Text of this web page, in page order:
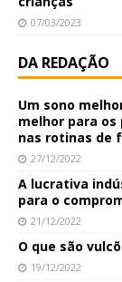
07/03/2023
DA REDAÇÃO
Um sono
melhor para
nas rotinas de
27/12/2022
A lucrativa
para o
21/12/2022
O que são
19/12/2022